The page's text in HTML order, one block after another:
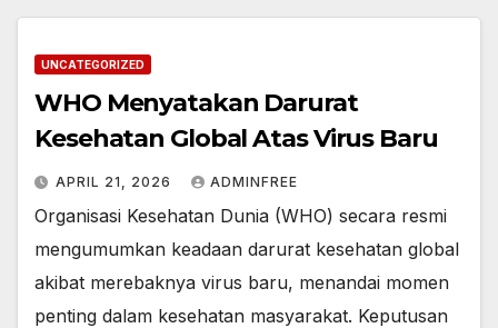
UNCATEGORIZED
WHO Menyatakan Darurat
Kesehatan Global Atas Virus Baru
APRIL 21, 2026 ADMINFREE
Organisasi Kesehatan Dunia (WHO) secara resmi
mengumumkan keadaan darurat kesehatan global
akibat merebaknya virus baru, menandai momen
penting dalam kesehatan masyarakat. Keputusan